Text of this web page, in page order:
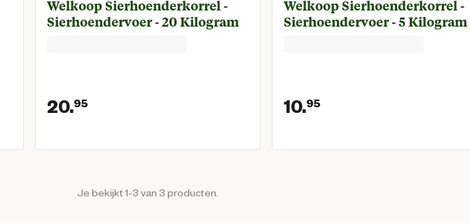
Welkoop Sierhoenderkorrel -
Sierhoendervoer - 20 Kilogram
20.95
Huidige prijs € 20,95
Welkoop Sierhoenderkorrel -
Sierhoendervoer - 5 Kilogram
10.95
Huidige prijs €
Je bekijkt 1-3 van 3 producten.